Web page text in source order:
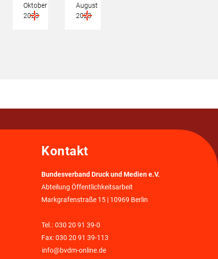
Oktober
2023
August
2023
Kontakt
Bundesverband Druck und Medien e.V.
Abteilung Öffentlichkeitsarbeit
Markgrafenstraße 15 | 10969 Berlin
Tel.: 030 20 91 39-0
Fax: 030 20 91 39-113
info@bvdm-online.de